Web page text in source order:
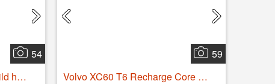
54
Volvo XC40 B3 Gasolina Mild hybrid Core Auto 120 kW (163 CV)
59
Volvo XC60 T6 Recharge Core AWD Auto 257 kW (350 CV)